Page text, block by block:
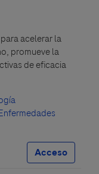
acelerar la
promueve la
de eficacia
Acceso